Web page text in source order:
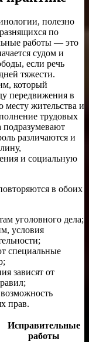
полезно
по
работы — это
судом и
если речь
тяжести.
который
передвижения в
месту жительства и
трудовых
подразумевают
различаются и
и социальную
в обоих
уголовного дела;
условия
специальные
зависят от
прав.
Исправительные
работы